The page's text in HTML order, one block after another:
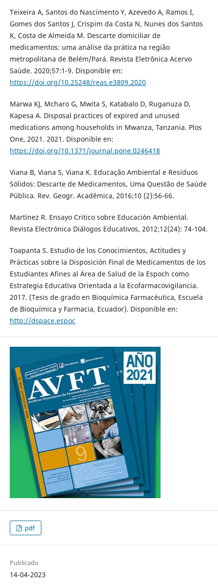
Teixeira A, Santos do Nascimento Y, Azevedo A, Ramos I,
Gomes dos Santos J, Crispim da Costa N, Nunes dos Santos
K, Costa de Almeida M. Descarte domiciliar de
medicamentos: uma análise da prática na região
metropolitana de Belém/Pará. Revista Eletrônica Acervo
Saúde. 2020;57:1-9. Disponible en:
https://doi.org/10.25248/reas.e3809.2020
Marwa KJ, Mcharo G, Mwita S, Katabalo D, Ruganuza D,
Kapesa A. Disposal practices of expired and unused
medications among households in Mwanza, Tanzania. Plos
One, 2021. 2021. Disponible en:
https://doi.org/10.1371/journal.pone.0246418
Viana B, Viana S, Viana K. Educação Ambiental e Resíduos
Sólidos: Descarte de Medicamentos, Uma Questão de Saúde
Pública. Rev. Geogr. Acadêmica, 2016;10 (2):56-66.
Martínez R. Ensayo Critico sobre Educación Ambiental.
Revista Electrónica Diálogos Educativos, 2012;12(24): 74-104.
Toapanta S. Estudio de los Conocimientos, Actitudes y
Prácticas sobre la Disposición Final de Medicamentos de los
Estudiantes Afines al Área de Salud de la Espoch como
Estrategia Educativa Orientada a la Ecofarmacovigilancia.
2017. (Tesis de grado en Bioquímica Farmacéutica, Escuela
de Bioquímica y Farmacia, Ecuador). Disponible en:
http://dspace.espoc
pdf
Publicado
14-04-2023